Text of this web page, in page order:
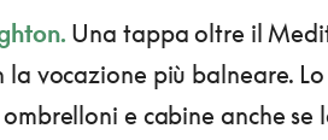
Una tappa oltre il
la vocazione più balneare.
e cabine anche se